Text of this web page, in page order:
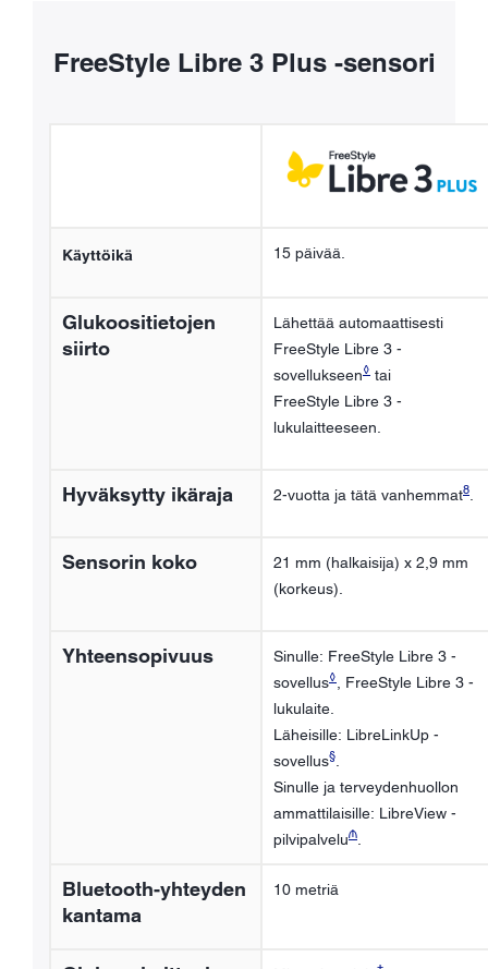
FreeStyle Libre 3 Plus -sensori
Käyttöikä 15 päivää.
Glukoositietojen
siirto
Lähettää automaattisesti
FreeStyle Libre 3 -
sovellukseen◊ tai
FreeStyle Libre 3 -
lukulaitteeseen.
Hyväksytty ikäraja 2-vuotta ja tätä vanhemmat8
Sensorin koko
21 mm (halkaisija) x 2,9 mm
(korkeus).
Yhteensopivuus
Sinulle: FreeStyle Libre 3 -
sovellus◊
, FreeStyle Libre 3 -
lukulaite.
Läheisille: LibreLinkUp -
sovellus§
Sinulle ja terveydenhuollon
ammattilaisille: LibreView -
pilvipalvelu₼
Bluetooth-yhteyden
kantama
10 metriä